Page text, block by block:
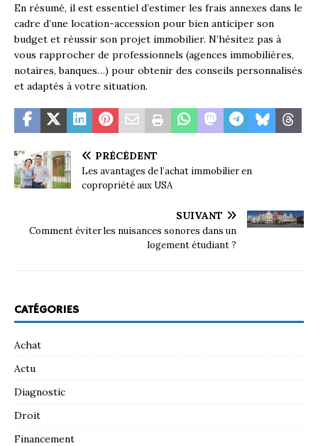
En résumé, il est essentiel d’estimer les frais annexes dans le
cadre d’une location-accession pour bien anticiper son
budget et réussir son projet immobilier. N’hésitez pas à
vous rapprocher de professionnels (agences immobilières,
notaires, banques…) pour obtenir des conseils personnalisés
et adaptés à votre situation.
PRÉCÉDENT
Les avantages de l’achat immobilier en
copropriété aux USA
SUIVANT
Comment éviter les nuisances sonores dans un
logement étudiant ?
CATÉGORIES
Achat
Actu
Diagnostic
Droit
Financement